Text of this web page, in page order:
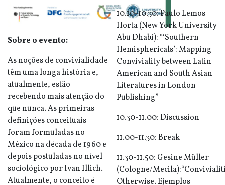
Sobre o evento:
As noções de convivialidade
têm uma longa história e,
atualmente, estão
recebendo mais atenção do
que nunca. As primeiras
definições conceituais
foram formuladas no
México na década de 1960 e
depois postuladas no nível
sociológico por Ivan Illich.
Atualmente, o conceito é
10.10-10.30: Paulo Lemos
Horta (New York University
Abu Dhabi): “‘Southern
Hemisphericals’: Mapping
Conviviality between Latin
American and South Asian
Literatures in London
Publishing”
10.30-11.00: Discussion
11.00-11.30: Break
11.30-11.50: Gesine Müller
(Cologne/
Otherwise. Ejemplos